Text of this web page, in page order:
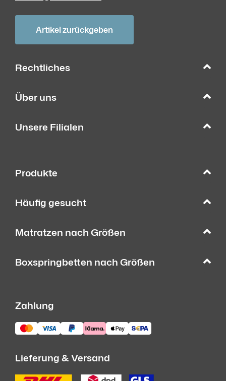
Artikel zurückgeben
Rechtliches
Über uns
Unsere Filialen
Produkte
Häufig gesucht
Matratzen nach Größen
Boxspringbetten nach Größen
Zahlung
Lieferung & Versand